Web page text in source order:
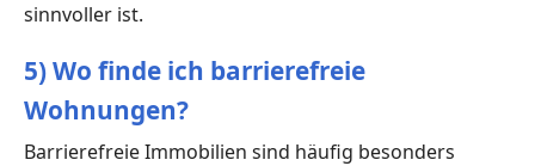
sinnvoller ist.
5) Wo finde ich barrierefreie
Wohnungen?
Barrierefreie Immobilien sind häufig besonders